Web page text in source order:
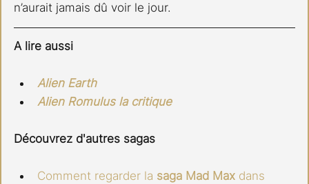
n’aurait jamais dû voir le jour.
A lire aussi
Alien Earth
Alien Romulus la critique
Découvrez d'autres sagas
Comment regarder la saga Mad Max dans